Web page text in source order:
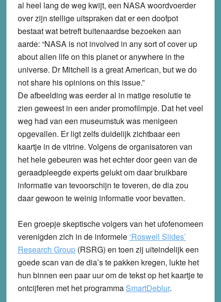
al heel lang de weg kwijt, een NASA woordvoerder
over zijn stellige uitspraken dat er een doofpot
bestaat wat betreft buitenaardse bezoeken aan
aarde: “NASA is not involved in any sort of cover up
about alien life on this planet or anywhere in the
universe. Dr Mitchell is a great American, but we do
not share his opinions on this issue.”
De afbeelding was eerder al in matige resolutie te
zien geweest in een ander promofilmpje. Dat het veel
weg had van een museumstuk was menigeen
opgevallen. Er ligt zelfs duidelijk zichtbaar een
kaartje in de vitrine. Volgens de organisatoren van
het hele gebeuren was het echter door geen van de
geraadpleegde experts gelukt om daar bruikbare
informatie van tevoorschijn te toveren, de dia zou
daar gewoon te weinig informatie voor bevatten.
Een groepje skeptische volgers van het ufofenomeen
verenigden zich in de informele ‘Roswell Slides’
Research Group(RSRG) en toen zij uiteindelijk een
goede scan van de dia’s te pakken kregen, lukte het
hun binnen een paar uur om de tekst op het kaartje te
ontcijferen met het programma SmartDeblur.